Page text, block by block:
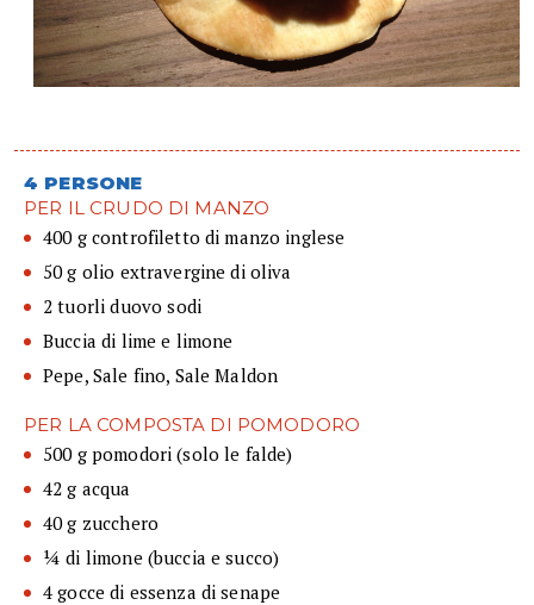
4 PERSONE
PER IL CRUDO DI MANZO
400 g controfiletto di manzo inglese
50 g olio extravergine di oliva
2 tuorli duovo sodi
Buccia di lime e limone
Pepe, Sale fino, Sale Maldon
PER LA COMPOSTA DI POMODORO
500 g pomodori (solo le falde)
42 g acqua
40 g zucchero
¼ di limone (buccia e succo)
4 gocce di essenza di senape